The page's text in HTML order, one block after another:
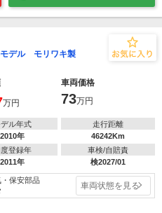
デル モリワキ製
車両価格
万円 73万円
デル年式
2010年
走行距離
46242Km
登録年
2011年
車検/自賠責
検2027/01
・保安部品
車両状態を見る